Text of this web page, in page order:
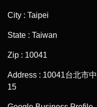
City : Taipei
State : Taiwan
Zip : 10041
Address : 10041台北市
15